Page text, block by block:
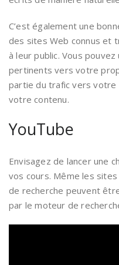
C’est également une
des sites Web connus et
à leur public. Vous
pertinents vers votre
partie du trafic vers
votre contenu.
YouTube
Envisagez de lancer une
vos cours. Même les
de recherche peuvent
par le moteur de